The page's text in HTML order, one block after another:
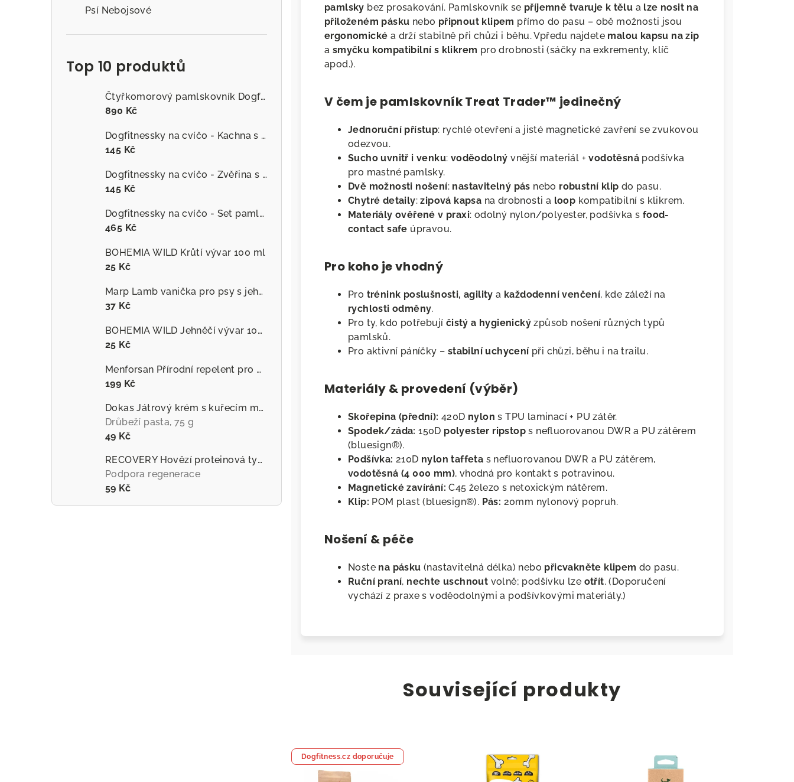
Psí Nebojsové
Top 10 produktů
Čtyřkomorový pamlskovník Dogfitness.cz
890 Kč
Dogfitnessky na cvíčo - Kachna s červenou řepou
145 Kč
Dogfitnessky na cvíčo - Zvěřina s jablky
145 Kč
Dogfitnessky na cvíčo - Set pamlsků
465 Kč
BOHEMIA WILD Krůtí vývar 100 ml
25 Kč
Marp Lamb vanička pro psy s jehněčím
37 Kč
BOHEMIA WILD Jehněčí vývar 100 ml
25 Kč
Menforsan Přírodní repelent pro psy proti hmyzu s extraktem z citronely
199 Kč
Dokas Játrový krém s kuřecím masem
Drůbeží pasta, 75 g
49 Kč
RECOVERY Hovězí proteinová tyčinka pro psy
Podpora regenerace
59 Kč
pamlsky bez prosakování. Pamlskovník se příjemně tvaruje k tělu a lze nosit na
přiloženém pásku nebo připnout klipem přímo do pasu – obě možnosti jsou
ergonomické a drží stabilně při chůzi i běhu. Vpředu najdete malou kapsu na zip
a smyčku kompatibilní s klikrem pro drobnosti (sáčky na exkrementy, klíč
apod.).
V čem je pamlskovník Treat Trader™ jedinečný
Jednoruční přístup: rychlé otevření a jisté magnetické zavření se zvukovou
odezvou.
Sucho uvnitř i venku: voděodolný vnější materiál +vodotěsná podšívka
pro mastné pamlsky.
Dvě možnosti nošení: nastavitelný pás nebo robustní klip do pasu.
Chytré detaily:zipová kapsa na drobnosti a loop kompatibilní s klikrem.
Materiály ověřené v praxi: odolný nylon/polyester, podšívka s food-
contact safe úpravou.
Pro koho je vhodný
Pro trénink poslušnosti, agility a každodenní venčení, kde záleží na
rychlosti odměny.
Pro ty, kdo potřebují čistý a hygienický způsob nošení různých typů
pamlsků.
Pro aktivní páníčky – stabilní uchycení při chůzi, běhu i na trailu.
Materiály & provedení (výběr)
Skořepina (přední): 420D nylon s TPU laminací + PU zátěr.
Spodek/záda: 150D polyester ripstop s nefluorovanou DWR a PU zátěrem
(bluesign®).
Podšívka: 210D nylon taffeta s nefluorovanou DWR a PU zátěrem,
vodotěsná (4 000 mm), vhodná pro kontakt s potravinou.
Magnetické zavírání: C45 železo s netoxickým nátěrem.
Klip: POM plast (bluesign®). Pás: 20mm nylonový popruh.
Nošení & péče
Noste na pásku (nastavitelná délka) nebo přicvakněte klipem do pasu.
Ruční praní, nechte uschnout volně; podšívku lze otřít. (Doporučení
vychází z praxe s voděodolnými a podšívkovými materiály.)
Související produkty
Dogfitness.cz doporučuje